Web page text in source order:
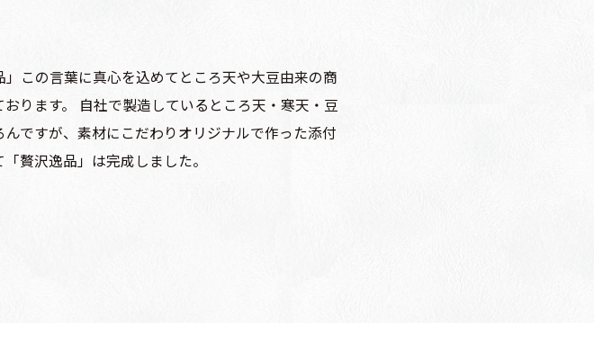
」この言葉に真心を込めてところ天や大豆由来の商
おります。 自社で製造しているところ天・寒天・豆
んですが、素材にこだわりオリジナルで作った添付
贅沢逸品」は完成しました。